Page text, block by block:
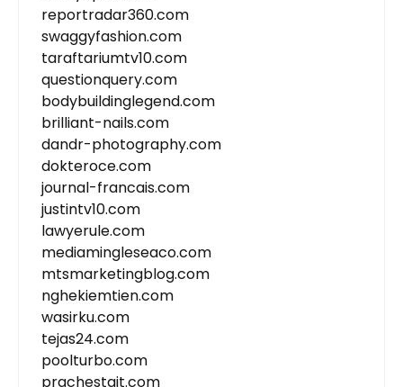
reportradar360.com
swaggyfashion.com
taraftariumtv10.com
questionquery.com
bodybuildinglegend.com
brilliant-nails.com
dandr-photography.com
dokteroce.com
journal-francais.com
justintv10.com
lawyerule.com
mediamingleseaco.com
mtsmarketingblog.com
nghekiemtien.com
wasirku.com
tejas24.com
poolturbo.com
prachestait.com